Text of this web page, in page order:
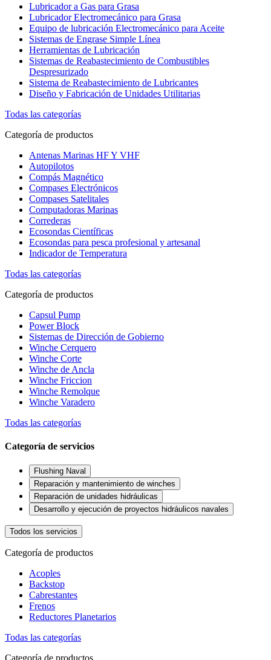
Lubricador a Gas para Grasa
Lubricador Electromecánico para Grasa
Equipo de lubricación Electromecánico para Aceite
Sistemas de Engrase Simple Línea
Herramientas de Lubricación
Sistemas de Reabastecimiento de Combustibles
Despresurizado
Sistema de Reabastecimiento de Lubricantes
Diseño y Fabricación de Unidades Utilitarias
Todas las categorías
Categoría de productos
Antenas Marinas HF Y VHF
Autopilotos
Compás Magnético
Compases Electrónicos
Compases Satelitales
Computadoras Marinas
Correderas
Ecosondas Científicas
Ecosondas para pesca profesional y artesanal
Indicador de Temperatura
Todas las categorías
Categoría de productos
Capsul Pump
Power Block
Sistemas de Dirección de Gobierno
Winche Cerquero
Winche Corte
Winche de Ancla
Winche Friccion
Winche Remolque
Winche Varadero
Todas las categorías
Categoría de servicios
Flushing Naval
Reparación y mantenimiento de winches
Reparación de unidades hidráulicas
Desarrollo y ejecución de proyectos hidráulicos navales
Todos los servicios
Categoría de productos
Acoples
Backstop
Cabrestantes
Frenos
Reductores Planetarios
Todas las categorías